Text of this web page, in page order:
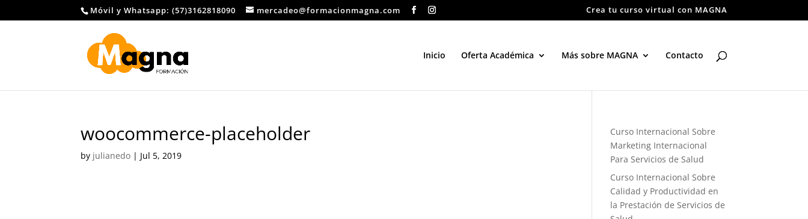
Móvil y Whatsapp: (57)3162818090 mercadeo@formacionmagna.com Crea tu curso virtual con MAGNA
Inicio Oferta Académica Más sobre MAGNA Contacto
woocommerce-placeholder
by julianedo | Jul 5, 2019
Curso Internacional Sobre
Marketing Internacional
Para Servicios de Salud
Curso Internacional Sobre
Calidad y Productividad en
la Prestación de Servicios de